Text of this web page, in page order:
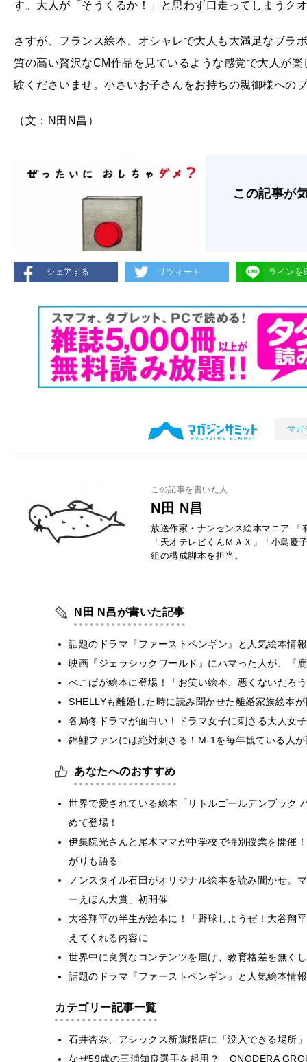
す。大人が「そうくるか！」と思わず口走ってしまうク
さすが、フランス絵本、オシャレで大人も大満足なブラ
質の高い贅沢なCM作品を見ているような感覚で大人が
験くださいませ。小さいお子さんをお持ちの親御様への
（文：N田N昌）
この記事が
シェアする リツィート ラインを
マガ
この記事を書いた人
N田 N昌
放送作家・ナンセンス絵本マニア 「
「天才テレビくんＭＡＸ」「小島
組の構成脚本を担当。
N田 N昌が書いた記事
話題のドラマ『ファーストペンギン』と人気絵本情
映画『ジェラシックワールド』にハマった人が、『
ぺこぱが絵本に登場！「お笑い絵本、悪くないだろ
SHELLYも離婚した時に読み聞かせた離婚家族絵本
各局冬ドラマが面白い！ドラマ女子に刺さる大人女
錦鯉ファンには絶対刺さる！M-1を毎年観ている人
あなたへのおすすめ
世界で愛されている絵本「リトルゴールデンブック
めて登場！
伊集院光さんと尾木ママが中学校で特別授業を開催
がりも語る
ノンスタイル石田がオリジナル絵本を読み聞かせ。
ーえほん大賞」初開催
大谷翔平の半生が絵本に！「野球しようぜ！大谷翔
えてくれる内容に
世界中に良質なコンテンツを届け、教育格差を無く
話題のドラマ『ファーストペンギン』と人気絵本情
カテゴリー記事一覧
石井杏奈、アシックス新旗艦店に「没入できる場所
なぜ59歳の三浦知良選手を起用？ ONODERA